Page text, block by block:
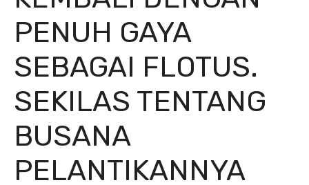
PENUH GAYA
SEBAGAI FLOTUS.
SEKILAS TENTANG
BUSANA
PELANTIKANNYA